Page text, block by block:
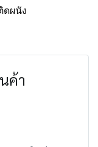
ดผนัง
ค้า